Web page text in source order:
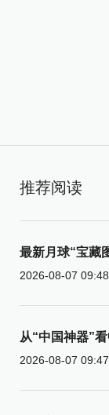
推荐阅读
最新月球“宝藏
2026-08-07 09:48
从“中国神器”
2026-08-07 09:47